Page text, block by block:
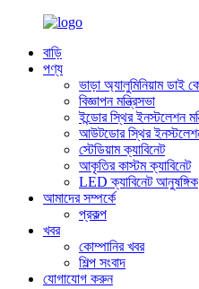
বাড়ি
পণ্য
ভাড়া অ্যালুমিনিয়াম ডাই
বিজ্ঞাপন মন্ত্রিসভা
ইন্ডোর স্থির ইনস্টলেশন
আউটডোর স্থির ইনস্টলেশন
স্টেডিয়াম ক্যাবিনেট
আকৃতির কাস্টম ক্যাবিনেট
LED ক্যাবিনেট আনুষঙ্গিক
আমাদের সম্পর্কে
প্রকল্প
খবর
কোম্পানির খবর
শিল্প সংবাদ
যোগাযোগ করুন